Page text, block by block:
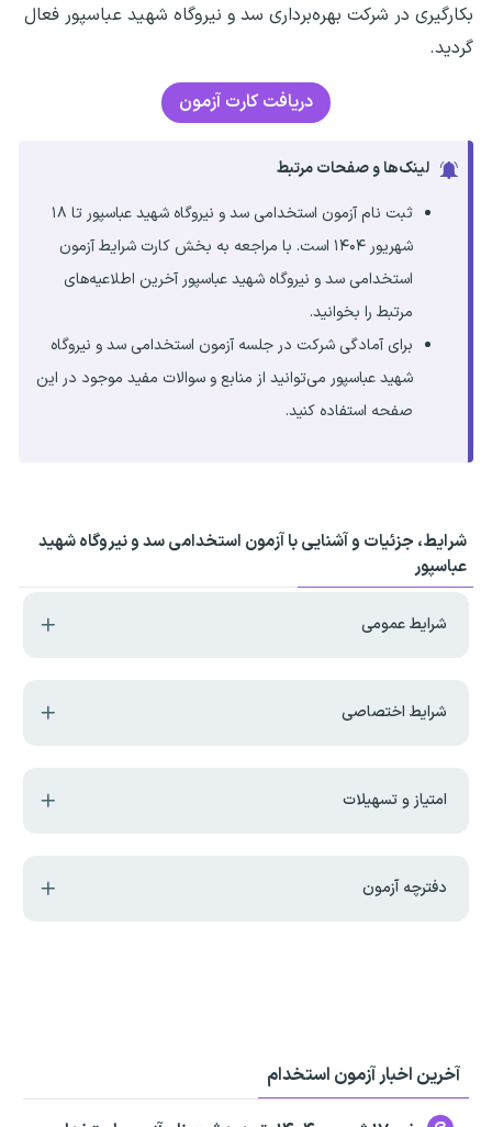
بکارگیری در شرکت بهره‌برداری سد و نیروگاه شهید عباسپور فعال
گردید.
دریافت کارت آزمون
لینک‌ها و صفحات مرتبط
ثبت نام آزمون استخدامی سد و نیروگاه شهید عباسپور تا ۱۸
شهریور ۱۴۰۴ است. با مراجعه به بخش کارت شرایط آزمون
استخدامی سد و نیروگاه شهید عباسپور آخرین اطلاعیه‌های
مرتبط را بخوانید.
برای آمادگی شرکت در جلسه آزمون استخدامی سد و نیروگاه
شهید عباسپور می‌توانید از منابع و سوالات مفید موجود در این
صفحه استفاده کنید.
شرایط، جزئیات و آشنایی با آزمون استخدامی سد و نیروگاه شهید
عباسپور
شرایط عمومی
شرایط اختصاصی
امتیاز و تسهیلات
دفترچه آزمون
آخرین اخبار آزمون استخدام